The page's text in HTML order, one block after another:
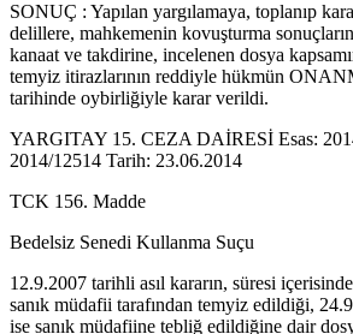
SONUÇ : Yapılan yargılamaya, toplanıp
delillere, mahkemenin kovuşturma
kanaat ve takdirine, incelenen dosya
temyiz itirazlarının reddiyle hükmün
tarihinde oybirliğiyle karar verildi.
YARGITAY 15. CEZA DAİRESİ Esas:
2014/12514 Tarih: 23.06.2014
TCK 156. Madde
Bedelsiz Senedi Kullanma Suçu
12.9.2007 tarihli asıl kararın, süresi
sanık müdafii tarafından temyiz edildiği,
ise sanık müdafiine tebliğ edildiğine dair